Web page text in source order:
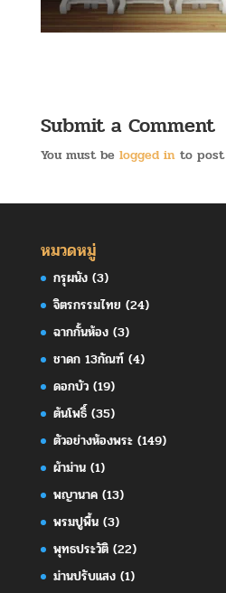
Submit a Comment
You must be logged into post
หมวดหมู่
กรุผนัง(3)
จิตรกรรมไทย (24)
ฉากกั้นห้อง(3)
ชาดก 13กัณฑ์(4)
ดอกบัว(19)
ต้นโพธิ์(35)
ตัวอย่างห้องพระ(149)
ผ้าม่าน(1)
พญานาค(13)
พรมปูพื้น(3)
พุทธประวัติ(22)
ม่านปรับแสง(1)